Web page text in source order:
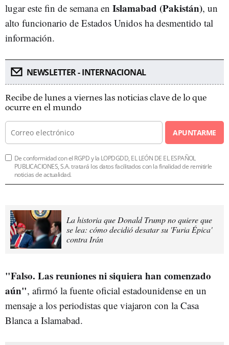
lugar este fin de semana en Islamabad (Pakistán), un
alto funcionario de Estados Unidos ha desmentido tal
información.
NEWSLETTER - INTERNACIONAL
Recibe de lunes a viernes las noticias clave de lo que
ocurre en el mundo
APUNTARME
De conformidad con el RGPD y la LOPDGDD, EL LEÓN DE EL ESPAÑOL
PUBLICACIONES, S.A. tratará los datos facilitados con la finalidad de remitirle
noticias de actualidad.
La historia que Donald Trump no quiere que
se lea: cómo decidió desatar su 'Furia Épica'
contra Irán
"Falso. Las reuniones ni siquiera han comenzado
aún", afirmó la fuente oficial estadounidense en un
mensaje a los periodistas que viajaron con la Casa
Blanca a Islamabad.